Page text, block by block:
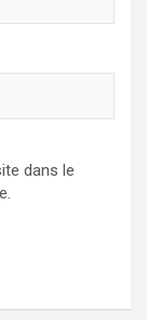
dans le